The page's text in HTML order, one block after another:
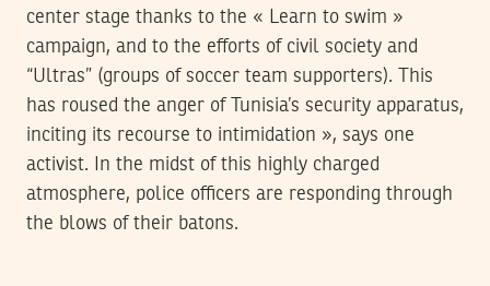
center stage thanks to the « Learn to swim »
campaign, and to the efforts of civil society and
“Ultras” (groups of soccer team supporters). This
has roused the anger of Tunisia’s security apparatus,
inciting its recourse to intimidation », says one
activist. In the midst of this highly charged
atmosphere, police officers are responding through
the blows of their batons.